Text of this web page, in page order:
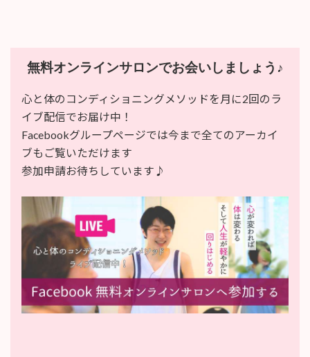
無料オンラインサロンでお会いしましょう♪
心と体のコンディショニングメソッドを月に2回のラ
イブ配信でお届け中！
Facebookグループページでは今まで全てのアーカイ
ブもご覧いただけます
参加申請お待ちしています♪